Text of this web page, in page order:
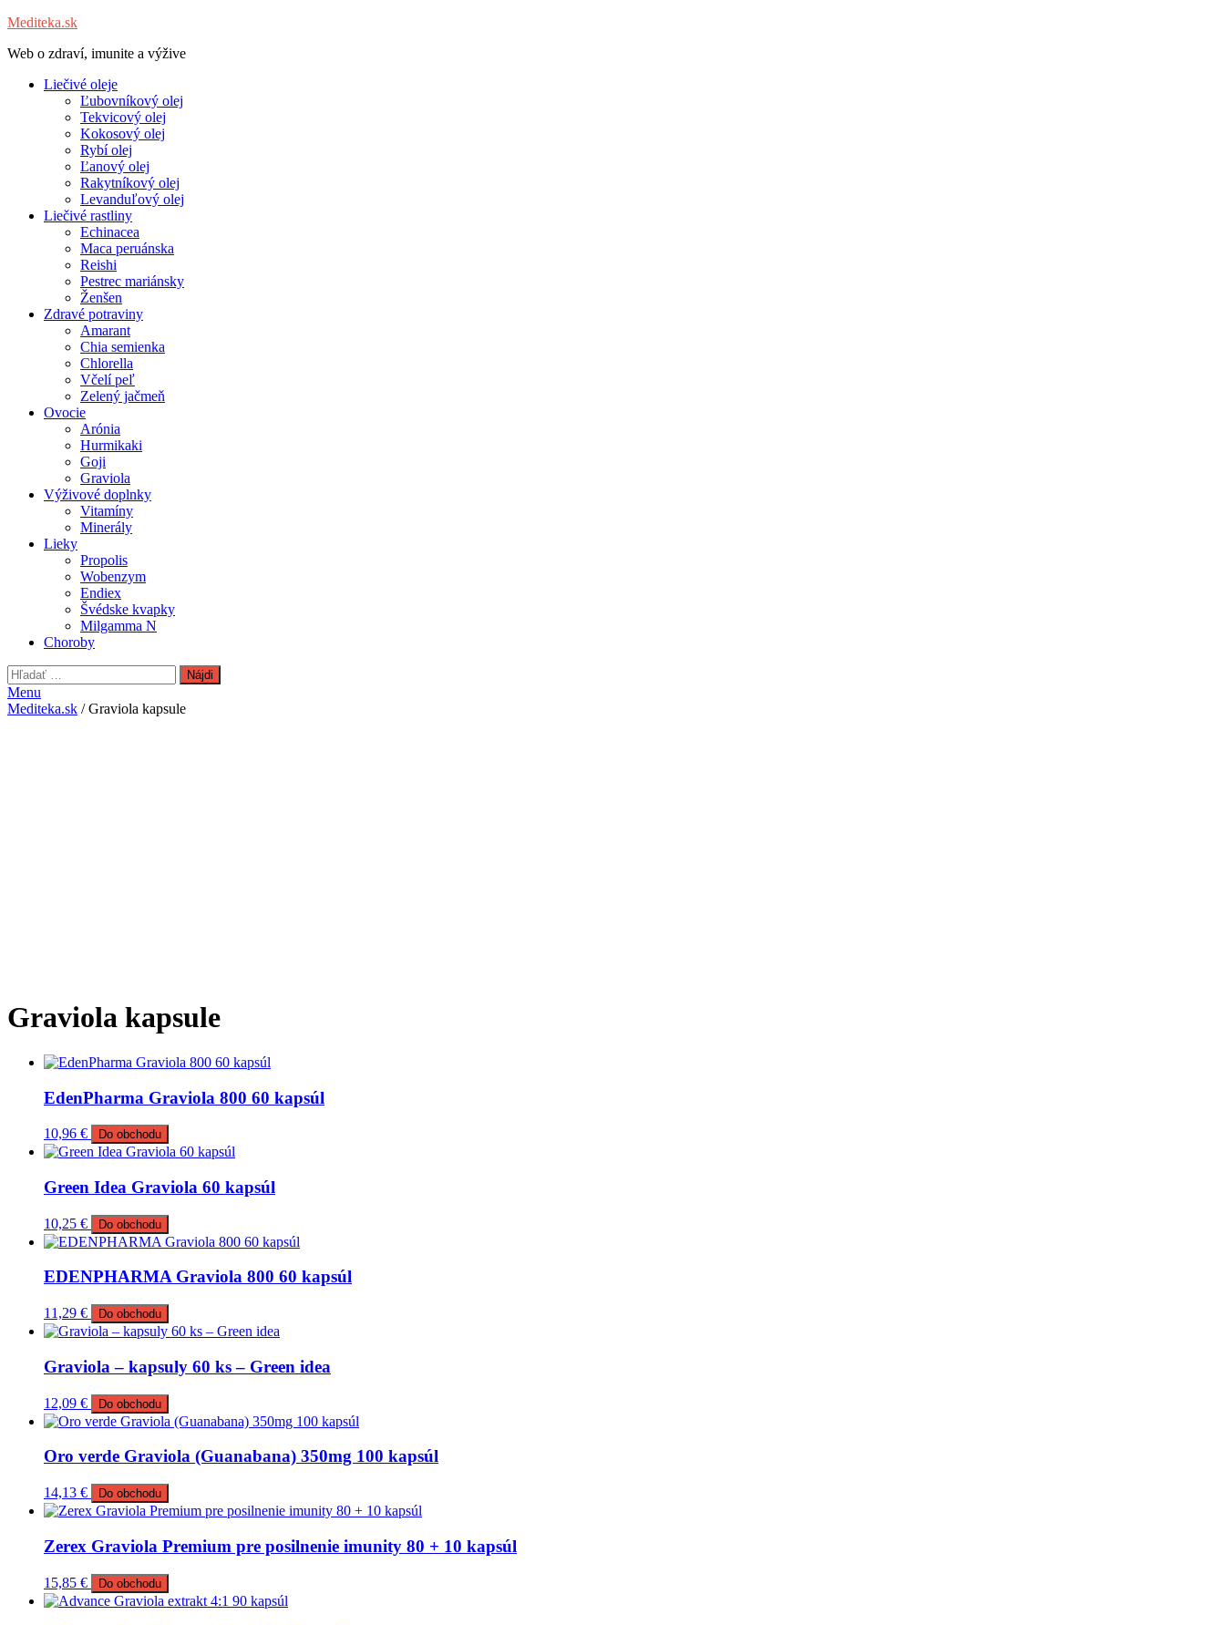
Mediteka.sk
Web o zdraví, imunite a výžive
Liečivé oleje
Ľubovníkový olej
Tekvicový olej
Kokosový olej
Rybí olej
Ľanový olej
Rakytníkový olej
Levanduľový olej
Liečivé rastliny
Echinacea
Maca peruánska
Reishi
Pestrec mariánsky
Ženšen
Zdravé potraviny
Amarant
Chia semienka
Chlorella
Včelí peľ
Zelený jačmeň
Ovocie
Arónia
Hurmikaki
Goji
Graviola
Výživové doplnky
Vitamíny
Minerály
Lieky
Propolis
Wobenzym
Endiex
Švédske kvapky
Milgamma N
Choroby
Hľadať:
Menu
Mediteka.sk / Graviola kapsule
Graviola kapsule
EdenPharma Graviola 800 60 kapsúl
10,96 € Do obchodu
Green Idea Graviola 60 kapsúl
10,25 € Do obchodu
EDENPHARMA Graviola 800 60 kapsúl
11,29 € Do obchodu
Graviola – kapsuly 60 ks – Green idea
12,09 € Do obchodu
Oro verde Graviola (Guanabana) 350mg 100 kapsúl
14,13 € Do obchodu
Zerex Graviola Premium pre posilnenie imunity 80 + 10 kapsúl
15,85 € Do obchodu